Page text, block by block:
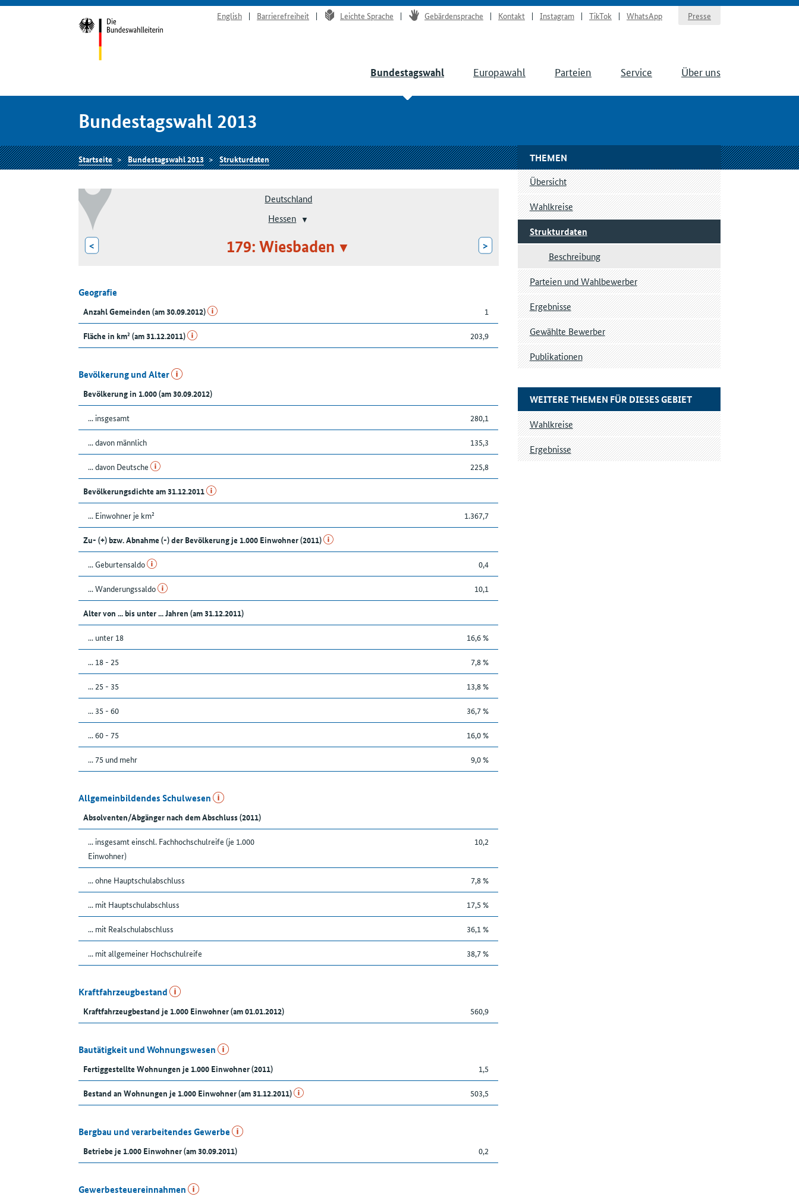
English Barrierefreiheit Leichte Sprache Gebärdensprache Kontakt Instagram TikTok WhatsApp Presse
Bundestagswahl Europawahl Parteien Service Über uns
Bundestagswahl 2013
Startseite Bundestagswahl 2013 Strukturdaten
Deutschland
Hessen
< 179: Wiesbaden >
Geografie
Anzahl Gemeinden (am 30.09.2012) 1
Fläche in km² (am 31.12.2011) 203,9
Bevölkerung und Alter
Bevölkerung in 1.000 (am 30.09.2012)
... insgesamt 280,1
... davon männlich 135,3
... davon Deutsche 225,8
Bevölkerungsdichte am 31.12.2011
... Einwohner je km² 1.367,7
Zu- (+) bzw. Abnahme (-) der Bevölkerung je 1.000 Einwohner (2011)
... Geburtensaldo 0,4
... Wanderungssaldo 10,1
Alter von ... bis unter ... Jahren (am 31.12.2011)
... unter 18 16,6 %
... 18 - 25 7,8 %
... 25 - 35 13,8 %
... 35 - 60 36,7 %
... 60 - 75 16,0 %
... 75 und mehr 9,0 %
Allgemeinbildendes Schulwesen
Absolventen/Abgänger nach dem Abschluss (2011)
... insgesamt einschl. Fachhochschulreife (je 1.000
Einwohner)
10,2
... ohne Hauptschulabschluss 7,8 %
... mit Hauptschulabschluss 17,5 %
... mit Realschulabschluss 36,1 %
... mit allgemeiner Hochschulreife 38,7 %
Kraftfahrzeugbestand
Kraftfahrzeugbestand je 1.000 Einwohner (am 01.01.2012) 560,9
Bautätigkeit und Wohnungswesen
Fertiggestellte Wohnungen je 1.000 Einwohner (2011) 1,5
Bestand an Wohnungen je 1.000 Einwohner (am 31.12.2011) 503,5
Bergbau und verarbeitendes Gewerbe
Betriebe je 1.000 Einwohner (am 30.09.2011) 0,2
Gewerbesteuereinnahmen
THEMEN
Übersicht
Wahlkreise
Strukturdaten
Beschreibung
Parteien und Wahlbewerber
Ergebnisse
Gewählte Bewerber
Publikationen
WEITERE THEMEN FÜR DIESES GEBIET
Wahlkreise
Ergebnisse